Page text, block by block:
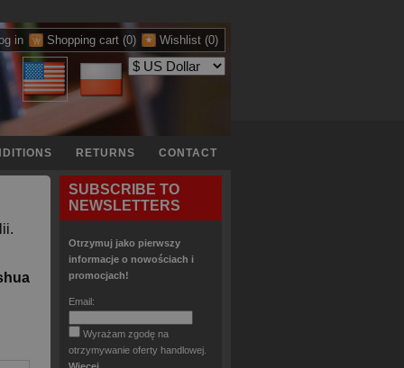
in Shopping cart (0) Wishlist (0)
RETURNS CONTACT
SUBSCRIBE TO
NEWSLETTERS
Otrzymuj jako pierwszy
informacje o nowościach i
promocjach!
Email:
Wyrażam zgodę na
otrzymywanie oferty handlowej.